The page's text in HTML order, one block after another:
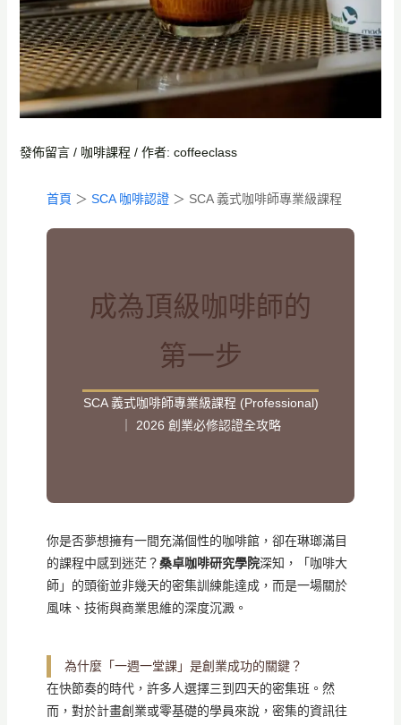
發佈留言 / 咖啡課程 / 作者: coffeeclass
首頁 ＞ SCA 咖啡認證＞ SCA 義式咖啡師專業級課程
成為頂級咖啡師的
第一步
SCA 義式咖啡師專業級課程 (Professional)
｜ 2026 創業必修認證全攻略
你是否夢想擁有一間充滿個性的咖啡館，卻在琳瑯滿目
的課程中感到迷茫？桑卓咖啡研究學院深知，「咖啡大
師」的頭銜並非幾天的密集訓練能達成，而是一場關於
風味、技術與商業思維的深度沉澱。
為什麼「一週一堂課」是創業成功的關鍵？
在快節奏的時代，許多人選擇三到四天的密集班。然
而，對於計畫創業或零基礎的學員來說，密集的資訊往